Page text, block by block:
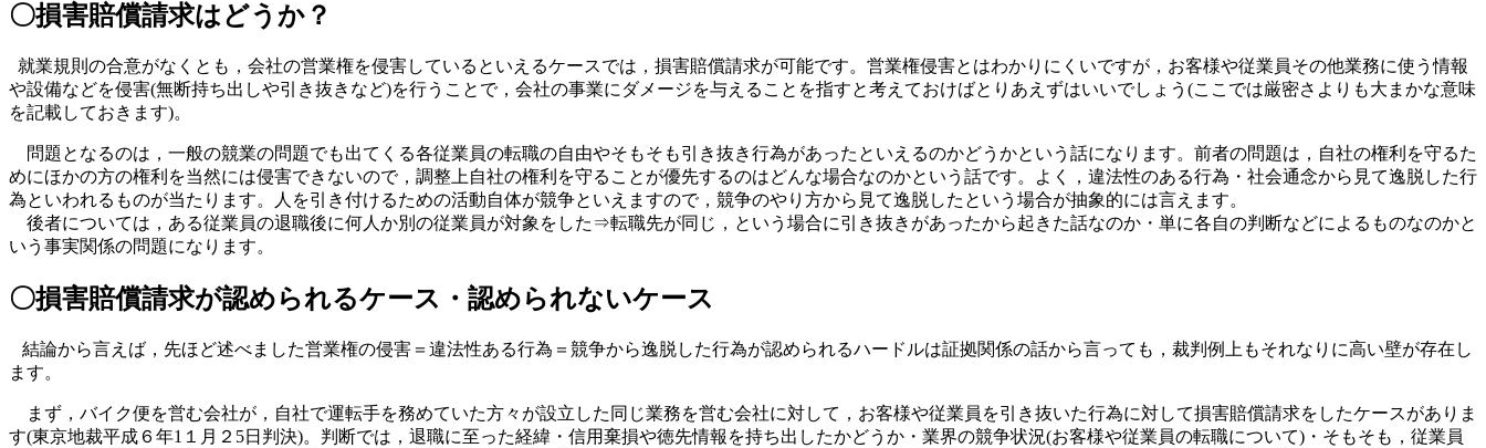
〇損害賠償請求はどうか？
就業規則の合意がなくとも，会社の営業権を侵害しているといえるケースでは，損害賠償請求が可能です。営業権侵害とはわかりにくいですが，お客様や従業員その他業務に使う情報
や設備などを侵害(無断持ち出しや引き抜きなど)を行うことで，会社の事業にダメージを与えることを指すと考えておけばとりあえずはいいでしょう(ここでは厳密さよりも大まかな意味
を記載しておきます)。
問題となるのは，一般の競業の問題でも出てくる各従業員の転職の自由やそもそも引き抜き行為があったといえるのかどうかという話になります。前者の問題は，自社の権利を守るた
めにほかの方の権利を当然には侵害できないので，調整上自社の権利を守ることが優先するのはどんな場合なのかという話です。よく，違法性のある行為・社会通念から見て逸脱した行
為といわれるものが当たります。人を引き付けるための活動自体が競争といえますので，競争のやり方から見て逸脱したという場合が抽象的には言えます。
後者については，ある従業員の退職後に何人か別の従業員が対象をした⇒転職先が同じ，という場合に引き抜きがあったから起きた話なのか・単に各自の判断などによるものなのかと
いう事実関係の問題になります。
〇損害賠償請求が認められるケース・認められないケース
結論から言えば，先ほど述べました営業権の侵害＝違法性ある行為＝競争から逸脱した行為が認められるハードルは証拠関係の話から言っても，裁判例上もそれなりに高い壁が存在し
ます。
まず，バイク便を営む会社が，自社で運転手を務めていた方々が設立した同じ業務を営む会社に対して，お客様や従業員を引き抜いた行為に対して損害賠償請求をしたケースがありま
す(東京地裁平成６年1１月２5日判決)。判断では，退職に至った経緯・信用棄損や徳先情報を持ち出したかどうか・業界の競争状況(お客様や従業員の転職について)・そもそも，従業員